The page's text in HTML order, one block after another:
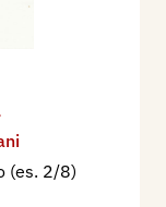
(es. 2/8)